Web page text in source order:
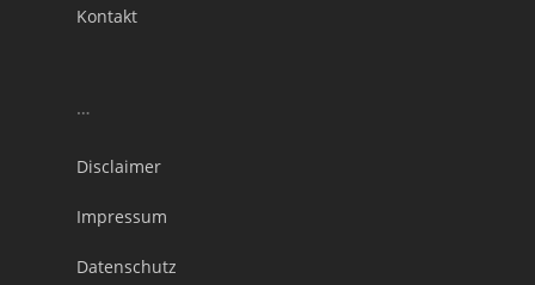
Kontakt
…
Disclaimer
Impressum
Datenschutz